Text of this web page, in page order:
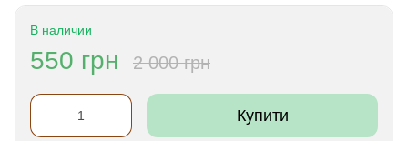
В наличии
550 грн 2 000 грн
Купити